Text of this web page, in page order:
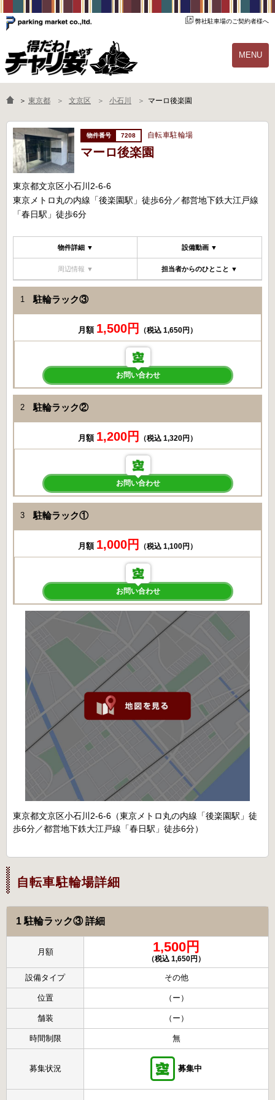
弊社駐車場のご契約者様へ
MENU
物件一覧 ご契約の流れ
よくあるご質問 駐輪場オーナー様へ
＞ 東京都 文京区 小石川 マーロ後楽園
7208 自転車駐輪場
マーロ後楽園
東京都文京区小石川2-6-6
東京メトロ丸の内線「後楽園駅」徒歩6分／都営地下鉄大江戸線
「春日駅」徒歩6分
物件詳細 ▼ 設備動画 ▼
周辺情報 ▼ 担当者からのひとこと ▼
1 駐輪ラック③
月額 1,500円 （税込 1,650円）
お問い合わせ
2 駐輪ラック②
月額 1,200円 （税込 1,320円）
お問い合わせ
3 駐輪ラック①
月額 1,000円 （税込 1,100円）
お問い合わせ
東京都文京区小石川2-6-6（東京メトロ丸の内線「後楽園駅」徒
歩6分／都営地下鉄大江戸線「春日駅」徒歩6分）
自転車駐輪場詳細
1 駐輪ラック③ 詳細
月額 1,500円
（税込 1,650円）
設備タイプ その他
位置 （ー）
舗装 （ー）
時間制限 無
募集状況 募集中